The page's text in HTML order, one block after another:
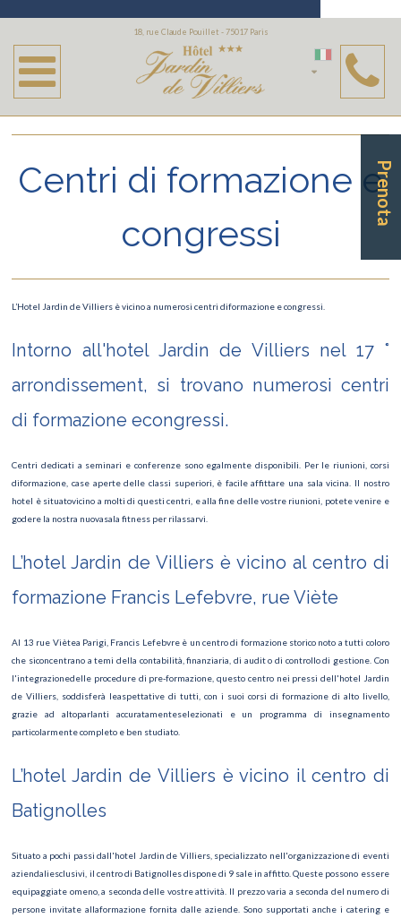
Business
Champerret
Palazzo dei Congressi
18, rue Claude Pouillet - 75017 Paris
Prenota
Centri di formazione e
congressi
L’Hotel Jardin de Villiers è vicino a numerosi centri diformazione e congressi.
Intorno all'hotel Jardin de Villiers nel 17 °
arrondissement, si trovano numerosi centri
di formazione econgressi.
Centri dedicati a seminari e conferenze sono egalmente disponibili. Per le riunioni, corsi
diformazione, case aperte delle classi superiori, è facile affittare una sala vicina. Il nostro
hotel è situatovicino a molti di questi centri, e alla fine delle vostre riunioni, potete venire e
godere la nostra nuovasala fitness per rilassarvi.
L’hotel Jardin de Villiers è vicino al centro di
formazione Francis Lefebvre, rue Viète
Al 13 rue Viètea Parigi, Francis Lefebvre è un centro di formazione storico noto a tutti coloro
che siconcentrano a temi della contabilità, finanziaria, di audit o di controllo di gestione. Con
l'integrazionedelle procedure di pre-formazione, questo centro nei pressi dell'hotel Jardin
de Villiers, soddisferà leaspettative di tutti, con i suoi corsi di formazione di alto livello,
grazie ad altoparlanti accuratamenteselezionati e un programma di insegnamento
particolarmente completo e ben studiato.
L’hotel Jardin de Villiers è vicino il centro di
Batignolles
Situato a pochi passi dall'hotel Jardin de Villiers, specializzato nell'organizzazione di eventi
aziendaliesclusivi, il centro di Batignolles dispone di 9 sale in affitto. Queste possono essere
equipaggiate omeno, a seconda delle vostre attività. Il prezzo varia a seconda del numero di
persone invitate allaformazione fornita dalle aziende. Sono supportati anche i catering e